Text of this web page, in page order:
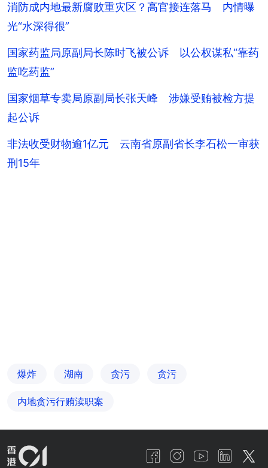
消防成内地最新腐败重灾区？高官接连落马 内情曝
光“水深得很”
国家药监局原副局长陈时飞被公诉 以公权谋私“靠药
监吃药监”
国家烟草专卖局原副局长张天峰 涉嫌受贿被检方提
起公诉
非法收受财物逾1亿元 云南省原副省长李石松一审获
刑15年
爆炸 湖南 贪污 贪污
内地贪污行贿渎职案